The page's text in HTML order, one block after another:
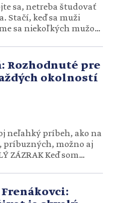
sa, netreba študovať
Stačí, keď sa muži
sa niekoľkých mužov,
otcovi ako hlave a
Rozhodnuté pre
okolností
neľahký príbeh, ako na
príbuzných, možno aj
ZÁZRAK Keď som
syna. Syn bol náročné
na nohe. Už […]